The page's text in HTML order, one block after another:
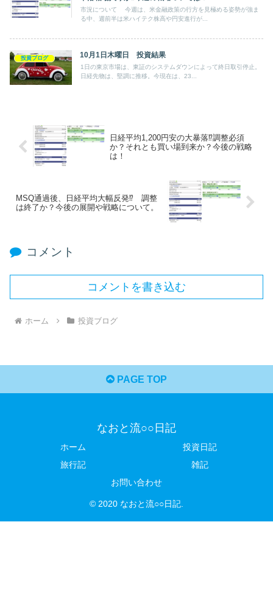
市況について 今週は、米金融政策の行方を見極める姿勢が強ま
る中、週前半は米ハイテク株高や円安進行が...
投資ブログ 10月1日木曜日 投資結果
1日の東京市場は、東証のシステムダウンによって終日取引停止。
日経先物は、堅調に推移。今現在は、23...
日経平均1,200円安の大暴落⁉調整必須
か？それとも買い場到来か？今後の戦略
は！
MSQ通過後、日経平均大幅反発⁉ 調整
は終了か？今後の展開や戦略について。
コメント
コメントを書き込む
ホーム 投資ブログ
PAGE TOP
なおと流○○日記
ホーム
投資日記
旅行記
雑記
お問い合わせ
© 2020 なおと流○○日記.